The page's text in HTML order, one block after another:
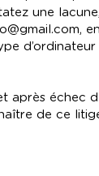
une
après échec
de ce